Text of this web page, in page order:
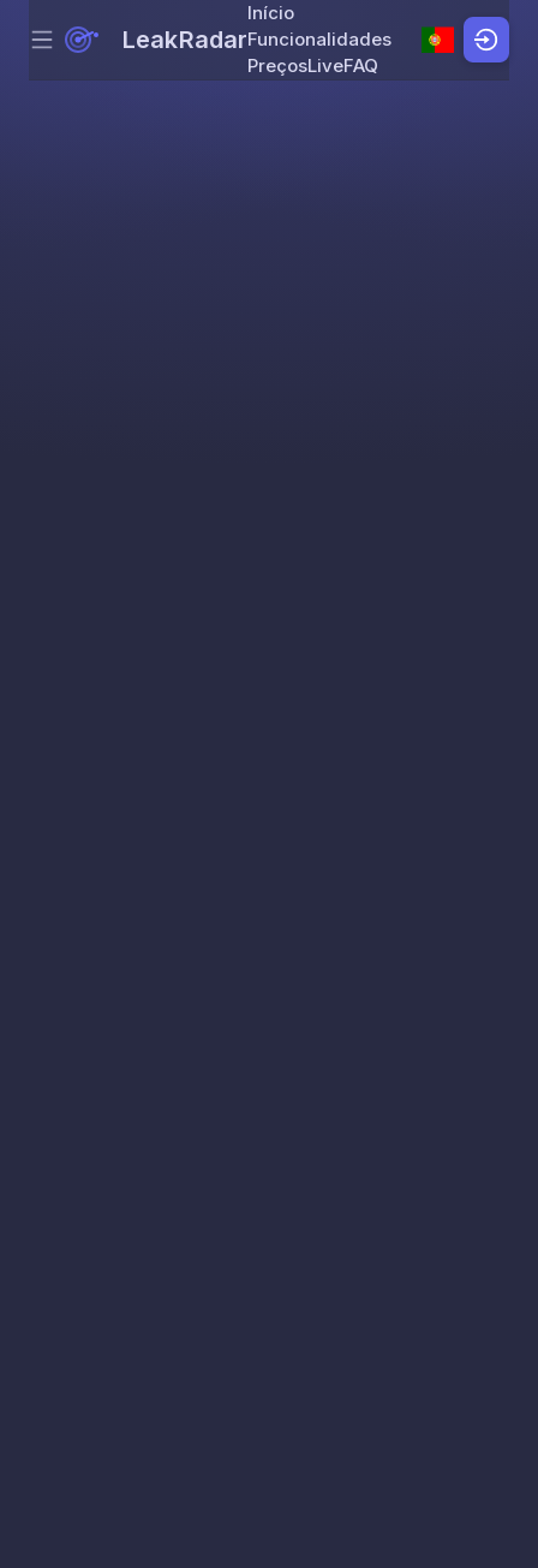
Skip to content
Menu LeakRadar
Início
Funcionalidades
PreçosLiveFAQ